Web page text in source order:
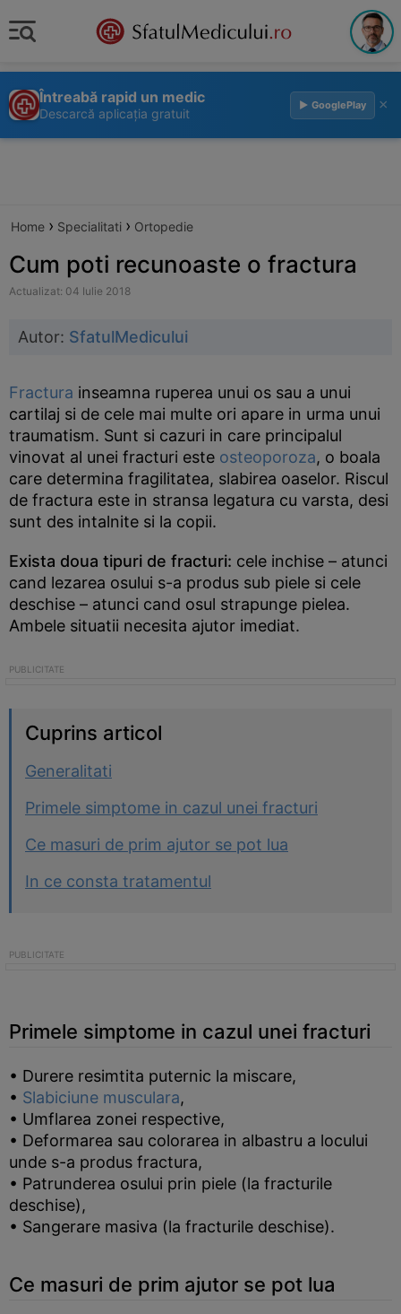
Întreabă rapid un medic
Descarcă aplicația gratuit
▶ GooglePlay ×
Home › Specialitati › Ortopedie
Cum poti recunoaste o fractura
Actualizat: 04 Iulie 2018
Autor: SfatulMedicului
Fractura inseamna ruperea unui os sau a unui
cartilaj si de cele mai multe ori apare in urma unui
traumatism. Sunt si cazuri in care principalul
vinovat al unei fracturi este osteoporoza, o boala
care determina fragilitatea, slabirea oaselor. Riscul
de fractura este in stransa legatura cu varsta, desi
sunt des intalnite si la copii.
Exista doua tipuri de fracturi: cele inchise – atunci
cand lezarea osului s-a produs sub piele si cele
deschise – atunci cand osul strapunge pielea.
Ambele situatii necesita ajutor imediat.
Cuprins articol
Generalitati
Primele simptome in cazul unei fracturi
Ce masuri de prim ajutor se pot lua
In ce consta tratamentul
Primele simptome in cazul unei fracturi
• Durere resimtita puternic la miscare,
• Slabiciune musculara,
• Umflarea zonei respective,
• Deformarea sau colorarea in albastru a locului
unde s-a produs fractura,
• Patrunderea osului prin piele (la fracturile
deschise),
• Sangerare masiva (la fracturile deschise).
Ce masuri de prim ajutor se pot lua